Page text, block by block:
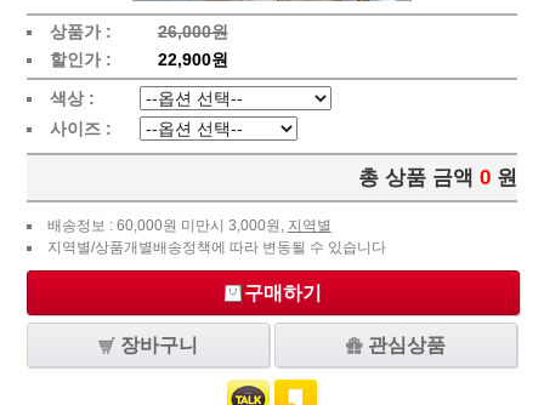
상품가 :
26,000원
할인가 :
22,900원
색상 :
사이즈 :
총 상품 금액 0 원
배송정보 : 60,000원 미만시 3,000원, 지역별
지역별/상품개별배송정책에 따라 변동될 수 있습니다
구매하기
장바구니 관심상품